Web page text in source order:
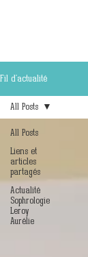
Fil d'actualité
All Posts
Liens et
articles
partagés
Actualité
Sophrologie
Leroy
Aurélie
All Posts